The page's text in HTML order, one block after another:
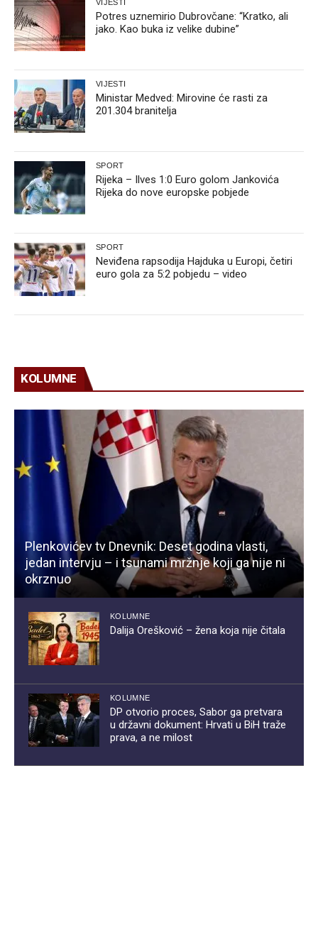
VIJESTI
Potres uznemirio Dubrovčane: “Kratko, ali
jako. Kao buka iz velike dubine”
VIJESTI
Ministar Medved: Mirovine će rasti za
201.304 branitelja
SPORT
Rijeka – Ilves 1:0 Euro golom Jankovića
Rijeka do nove europske pobjede
SPORT
Neviđena rapsodija Hajduka u Europi, četiri
euro gola za 5:2 pobjedu – video
KOLUMNE
Plenkovićev tv Dnevnik: Deset godina vlasti,
jedan intervju – i tsunami mržnje koji ga nije ni
okrznuo
KOLUMNE
Dalija Orešković – žena koja nije čitala
KOLUMNE
DP otvorio proces, Sabor ga pretvara
u državni dokument: Hrvati u BiH traže
prava, a ne milost